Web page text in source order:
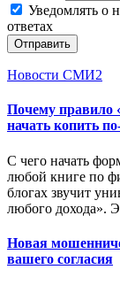
Уведомлять о
ответах
Отправить
Новости СМИ2
Почему правило
начать копить
С чего начать
любой книге по
блогах звучит
любого дохода».
Новая
вашего согласия